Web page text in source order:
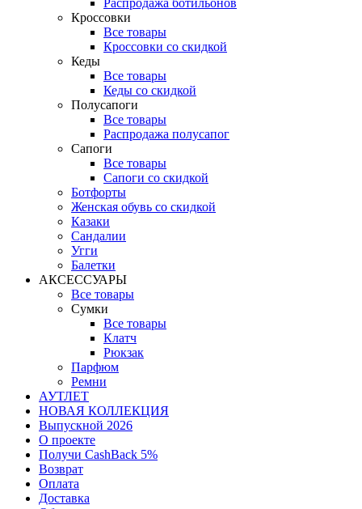
Распродажа ботильонов
Кроссовки
Все товары
Кроссовки со скидкой
Кеды
Все товары
Кеды со скидкой
Полусапоги
Все товары
Распродажа полусапог
Сапоги
Все товары
Сапоги со скидкой
Ботфорты
Женская обувь со скидкой
Казаки
Сандалии
Угги
Балетки
АКСЕССУАРЫ
Все товары
Сумки
Все товары
Клатч
Рюкзак
Парфюм
Ремни
АУТЛЕТ
НОВАЯ КОЛЛЕКЦИЯ
Выпускной 2026
О проекте
Получи CashBack 5%
Возврат
Оплата
Доставка